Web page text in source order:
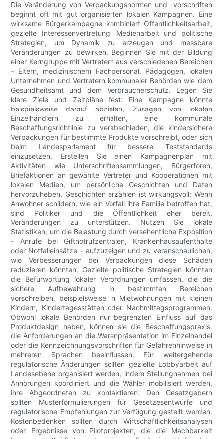
Die Veränderung von Verpackungsnormen und -vorschriften
beginnt oft mit gut organisierten lokalen Kampagnen. Eine
wirksame Bürgerkampagne kombiniert Öffentlichkeitsarbeit,
gezielte Interessenvertretung, Medienarbeit und politische
Strategien, um Dynamik zu erzeugen und messbare
Veränderungen zu bewirken. Beginnen Sie mit der Bildung
einer Kerngruppe mit Vertretern aus verschiedenen Bereichen
– Eltern, medizinischem Fachpersonal, Pädagogen, lokalen
Unternehmen und Vertretern kommunaler Behörden wie dem
Gesundheitsamt und dem Verbraucherschutz. Legen Sie
klare Ziele und Zeitpläne fest: Eine Kampagne könnte
beispielsweise darauf abzielen, Zusagen von lokalen
Einzelhändlern zu erhalten, eine kommunale
Beschaffungsrichtlinie zu verabschieden, die kindersichere
Verpackungen für bestimmte Produkte vorschreibt, oder sich
beim Landesparlament für bessere Teststandards
einzusetzen. Erstellen Sie einen Kampagnenplan mit
Aktivitäten wie Unterschriftensammlungen, Bürgerforen,
Briefaktionen an gewählte Vertreter und Kooperationen mit
lokalen Medien, um persönliche Geschichten und Daten
hervorzuheben. Geschichten erzählen ist wirkungsvoll: Wenn
Anwohner schildern, wie ein Vorfall ihre Familie betroffen hat,
sind Politiker und die Öffentlichkeit eher bereit,
Veränderungen zu unterstützen. Nutzen Sie lokale
Statistiken, um die Belastung durch versehentliche Exposition
– Anrufe bei Giftnotrufzentralen, Krankenhausaufenthalte
oder Notfalleinsätze – aufzuzeigen und zu veranschaulichen,
wie Verbesserungen bei Verpackungen diese Schäden
reduzieren könnten. Gezielte politische Strategien könnten
die Befürwortung lokaler Verordnungen umfassen, die die
sichere Aufbewahrung in bestimmten Bereichen
vorschreiben, beispielsweise in Mietwohnungen mit kleinen
Kindern, Kindertagesstätten oder Nachmittagsprogrammen.
Obwohl lokale Behörden nur begrenzten Einfluss auf das
Produktdesign haben, können sie die Beschaffungspraxis,
die Anforderungen an die Warenpräsentation im Einzelhandel
oder die Kennzeichnungsvorschriften für Gefahrenhinweise in
mehreren Sprachen beeinflussen. Für weitergehende
regulatorische Änderungen sollten gezielte Lobbyarbeit auf
Landesebene organisiert werden, indem Stellungnahmen bei
Anhörungen koordiniert und die Wähler mobilisiert werden,
ihre Abgeordneten zu kontaktieren. Den Gesetzgebern
sollten Musterformulierungen für Gesetzesentwürfe und
regulatorische Empfehlungen zur Verfügung gestellt werden.
Kostenbedenken sollten durch Wirtschaftlichkeitsanalysen
oder Ergebnisse von Pilotprojekten, die die Machbarkeit